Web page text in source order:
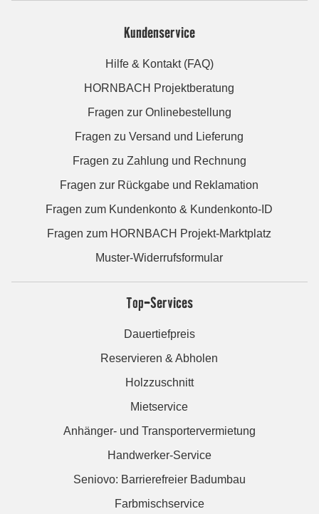
Kundenservice
Hilfe & Kontakt (FAQ)
HORNBACH Projektberatung
Fragen zur Onlinebestellung
Fragen zu Versand und Lieferung
Fragen zu Zahlung und Rechnung
Fragen zur Rückgabe und Reklamation
Fragen zum Kundenkonto & Kundenkonto-ID
Fragen zum HORNBACH Projekt-Marktplatz
Muster-Widerrufsformular
Top-Services
Dauertiefpreis
Reservieren & Abholen
Holzzuschnitt
Mietservice
Anhänger- und Transportervermietung
Handwerker-Service
Seniovo: Barrierefreier Badumbau
Farbmischservice